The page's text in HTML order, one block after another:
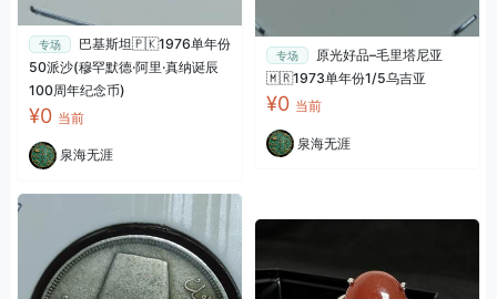
专场
巴基斯坦🇵🇰1976单年份
50派沙(穆罕默德·阿里·真纳诞辰
100周年纪念币)
¥0 当前
泉海无涯
专场
原光好品–毛里塔尼亚
🇲🇷1973单年份1/5乌吉亚
¥0 当前
泉海无涯